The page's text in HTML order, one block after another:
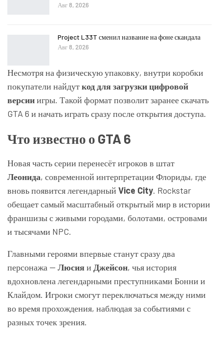
Авг 8, 2026
Project L33T сменил название на фоне скандала
Авг 8, 2026
Несмотря на физическую упаковку, внутри коробки
покупатели найдуткод для загрузки цифровой
версииигры. Такой формат позволит заранее скачать
GTA 6 и начать играть сразу после открытия доступа.
Что известно о GTA 6
Новая часть серии перенесёт игроков в штат
Леонида, современной интерпретации Флориды, где
вновь появится легендарный Vice City. Rockstar
обещает самый масштабный открытый мир в истории
франшизы с живыми городами, болотами, островами
и тысячами NPC.
Главными героями впервые станут сразу два
персонажа — Люсияи Джейсон, чья история
вдохновлена легендарными преступниками Бонни и
Клайдом. Игроки смогут переключаться между ними
во время прохождения, наблюдая за событиями с
разных точек зрения.